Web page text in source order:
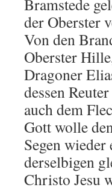
Bramstede
der Oberster
Von den
Oberster
Dragoner
dessen
auch dem
Gott wolle
Segen
derselbigen
Christo Jesu